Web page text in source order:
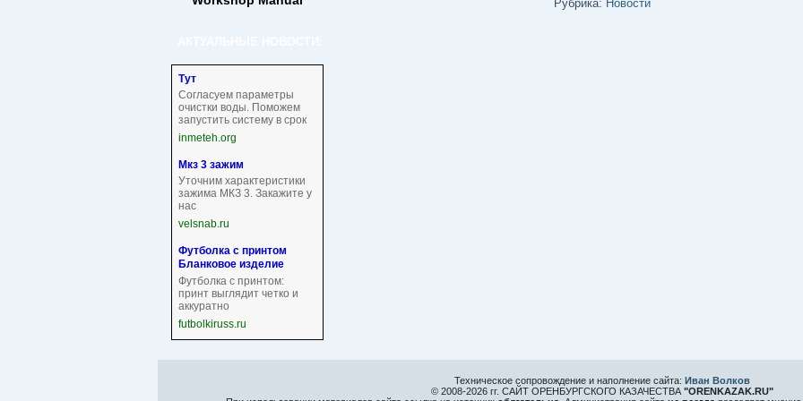
Тут
Согласуем параметры
очистки воды. Поможем
запустить систему в срок
inmeteh.org
Мкз 3 зажим
Уточним характеристики
зажима МКЗ 3. Закажите у
нас
velsnab.ru
Футболка с принтом
Бланковое изделие
Футболка с принтом:
принт выглядит четко и
аккуратно
futbolkiruss.ru
Рубрика: Новости
Техническое сопровождение и наполнение сайта: Иван Волков
© 2008-2026 гг. САЙТ ОРЕНБУРГСКОГО КАЗАЧЕСТВА "ORENKAZAK.RU"